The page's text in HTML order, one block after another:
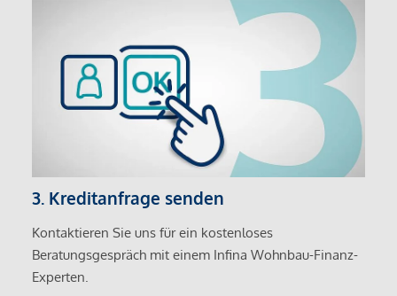
3. Kreditanfrage senden
Kontaktieren Sie uns für ein kostenloses
Beratungsgespräch mit einem Infina Wohnbau-Finanz-
Experten.